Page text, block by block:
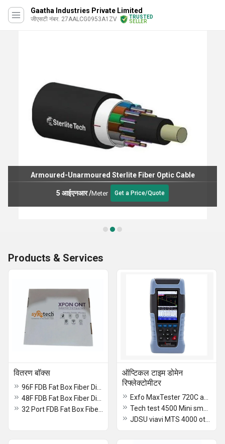
Gaatha Industries Private Limited
जीएसटी नंबर. 27AALCG0953A1ZV
TRUSTED
SELLER
Fiber Optic PLC Splitter 2 By 8 Without Connector
250.00 आईएनआर/टुकड़ा Get a Price/Quote
Products & Services
वितरण बॉक्स
ऑप्टिकल टाइम डोमेन
रिफ्लेक्टोमीटर